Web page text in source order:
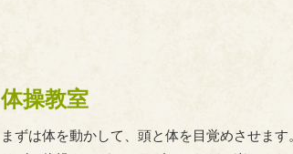
体操教室
まずは体を動かして、頭と体を目覚めさせます